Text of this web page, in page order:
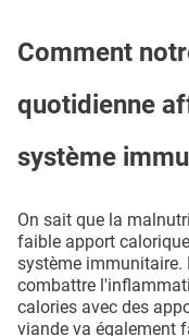
Comment
quotidienne
système
On sait que la
faible apport
système immunitaire.
combattre
calories avec des
viande va également